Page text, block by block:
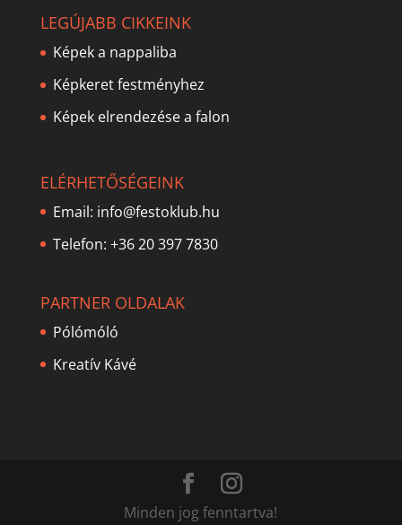
LEGÚJABB CIKKEINK
Képek a nappaliba
Képkeret festményhez
Képek elrendezése a falon
ELÉRHETŐSÉGEINK
Email: info@festoklub.hu
Telefon: +36 20 397 7830
PARTNER OLDALAK
Pólómóló
Kreatív Kávé
Minden jog fenntartva!